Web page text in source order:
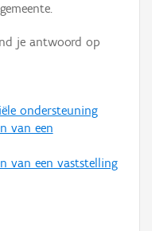
je antwoord op
ondersteuning
van een
van een vaststelling